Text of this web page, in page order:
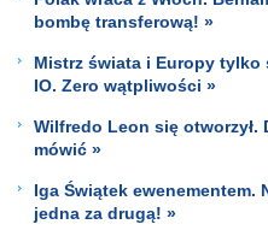
bombę transferową! »
Mistrz świata i Europy tylko
IO. Zero wątpliwości »
Wilfredo Leon się otworzył.
mówić »
Iga Świątek
jedna za drugą! »